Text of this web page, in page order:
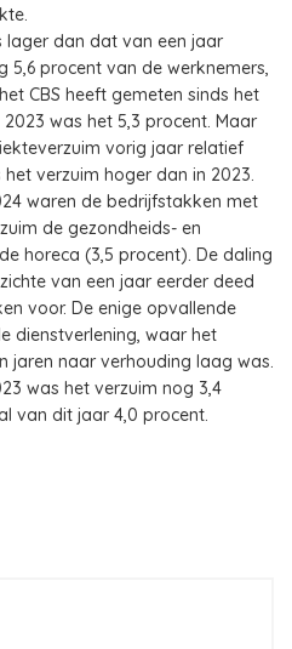
lager dan dat van een jaar
5,6 procent van de werknemers,
CBS heeft gemeten sinds het
was het 5,3 procent. Maar
vorig jaar relatief
verzuim hoger dan in 2023.
waren de bedrijfstakken met
de gezondheids- en
horeca (3,5 procent). De daling
van een jaar eerder deed
voor. De enige opvallende
dienstverlening, waar het
jaren naar verhouding laag was.
was het verzuim nog 3,4
van dit jaar 4,0 procent.